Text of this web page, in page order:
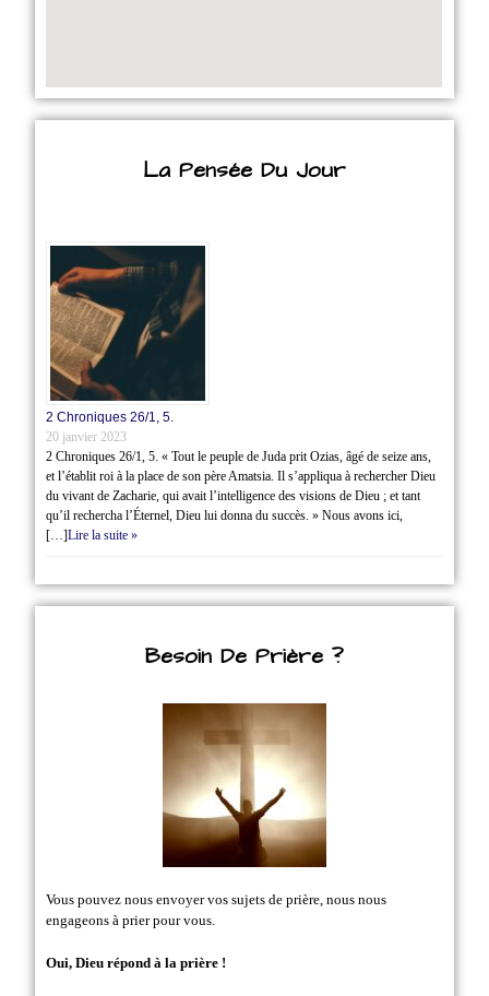
La Pensée Du Jour
2 Chroniques 26/1‭, ‬5.
20 janvier 2023
2 Chroniques 26/1‭, ‬5. « Tout le peuple de Juda prit Ozias, âgé de seize ans,
et l’établit roi à la place de son père Amatsia. Il s’appliqua à rechercher Dieu
du vivant de Zacharie, qui avait l’intelligence des visions de Dieu ; et tant
qu’il rechercha l’Éternel, Dieu lui donna du succès. » Nous avons ici,
[…]Lire la suite »
Besoin De Prière ?
Vous pouvez nous envoyer vos sujets de prière, nous nous
engageons à prier pour vous.
Oui, Dieu répond à la prière !